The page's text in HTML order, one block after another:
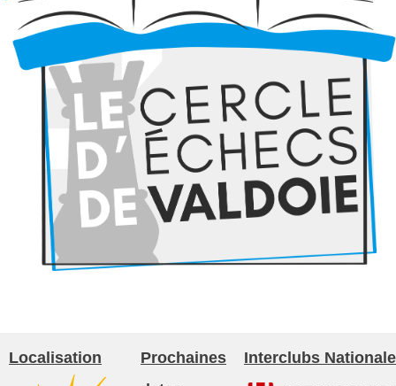
Localisation
Prochaines
Interclubs